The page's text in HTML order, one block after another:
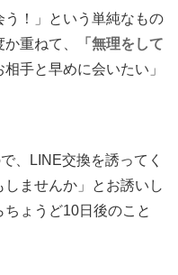
う！」という単純なもの
重ねて、
「無理をして
手と早めに会いたい」
、LINE交換を誘ってく
ませんか」とお誘いし
ょうど10日後のこと